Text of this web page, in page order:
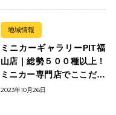
地域情報
ミニカーギャラリーPIT福
山店｜総勢５００種以上！
ミニカー専門店でここだけ
の出会いを楽しもう
2023年10月26日